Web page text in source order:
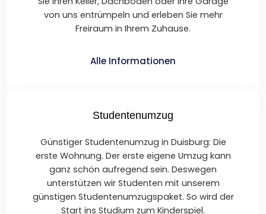
von uns entrümpeln und erleben Sie mehr
Freiraum in Ihrem Zuhause.
Alle Informationen
Studentenumzug
Günstiger Studentenumzug in Duisburg: Die
erste Wohnung. Der erste eigene Umzug kann
ganz schön aufregend sein. Deswegen
unterstützen wir Studenten mit unserem
günstigen Studentenumzugspaket. So wird der
Start ins Studium zum Kinderspiel.